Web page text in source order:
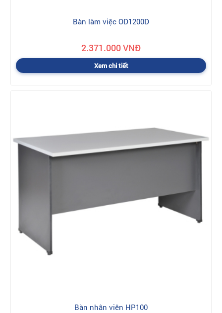
Bàn làm việc OD1200D
2.371.000 VNĐ
Xem chi tiết
Bàn nhân viên HP100